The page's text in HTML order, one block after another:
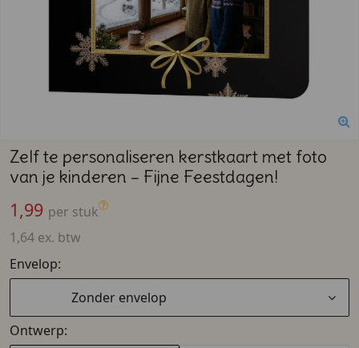
Zelf te personaliseren kerstkaart met foto
van je kinderen – Fijne Feestdagen!
1,99 per stuk
1,64 ex. btw
Envelop:
Zonder envelop
Ontwerp: